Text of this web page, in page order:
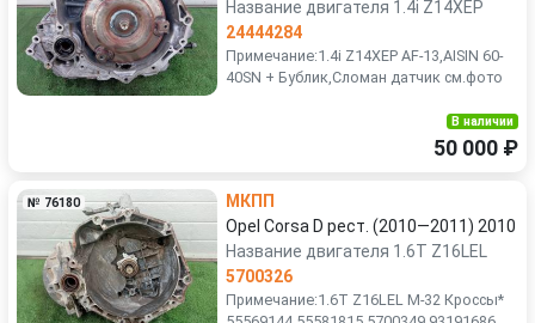
Название двигателя 1.4i Z14XEP
24444284
Примечание:1.4i Z14XEP AF-13,AISIN 60-
40SN + Бублик,Сломан датчик см.фото
В наличии
50 000 ₽
№ 76180
МКПП
Opel Corsa D рест. (2010—2011) 2010
Название двигателя 1.6T Z16LEL
5700326
Примечание:1.6T Z16LEL M-32 Кроссы*